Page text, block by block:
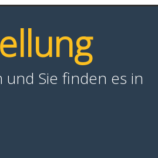
Sie finden es in